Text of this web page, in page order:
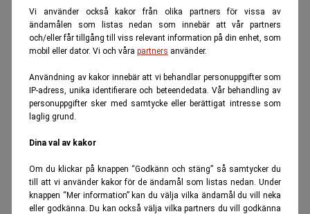
Vi använder också kakor från olika partners för vissa av
ändamålen som listas nedan som innebär att vår partners
och/eller får tillgång till viss relevant information på din enhet, som
mobil eller dator. Vi och våra partners använder.
Användning av kakor innebär att vi behandlar personuppgifter som
IP-adress, unika identifierare och beteendedata. Vår behandling av
personuppgifter sker med samtycke eller berättigat intresse som
laglig grund.
Dina val av kakor
Om du klickar på knappen “Godkänn och stäng” så samtycker du
till att vi använder kakor för de ändamål som listas nedan. Under
knappen “Mer information” kan du välja vilka ändamål du vill neka
eller godkänna. Du kan också välja vilka partners du vill godkänna